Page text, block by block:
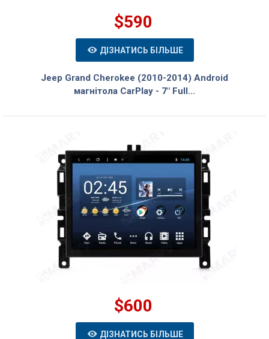
$590
ДІЗНАТИСЬ БІЛЬШЕ
Jeep Grand Cherokee (2010-2014) Android
магнітола CarPlay - 7" Full...
$600
ДІЗНАТИСЬ БІЛЬШЕ